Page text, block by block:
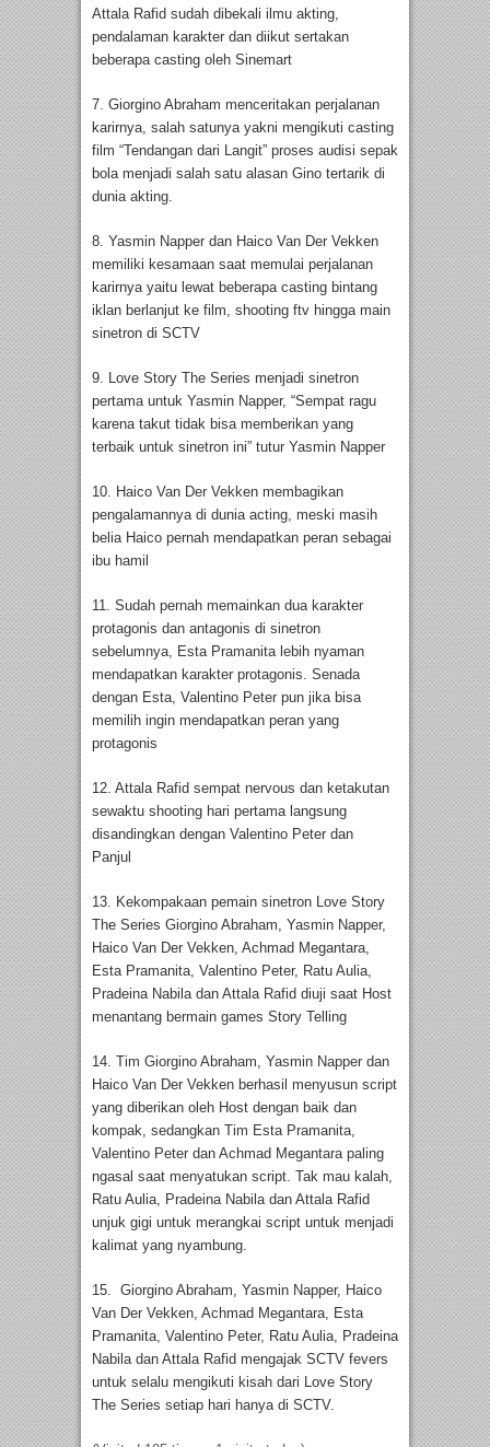
Attala Rafid sudah dibekali ilmu akting,
pendalaman karakter dan diikut sertakan
beberapa casting oleh Sinemart
7. Giorgino Abraham menceritakan perjalanan
karirnya, salah satunya yakni mengikuti casting
film “Tendangan dari Langit” proses audisi sepak
bola menjadi salah satu alasan Gino tertarik di
dunia akting.
8. Yasmin Napper dan Haico Van Der Vekken
memiliki kesamaan saat memulai perjalanan
karirnya yaitu lewat beberapa casting bintang
iklan berlanjut ke film, shooting ftv hingga main
sinetron di SCTV
9. Love Story The Series menjadi sinetron
pertama untuk Yasmin Napper, “Sempat ragu
karena takut tidak bisa memberikan yang
terbaik untuk sinetron ini” tutur Yasmin Napper
10. Haico Van Der Vekken membagikan
pengalamannya di dunia acting, meski masih
belia Haico pernah mendapatkan peran sebagai
ibu hamil
11. Sudah pernah memainkan dua karakter
protagonis dan antagonis di sinetron
sebelumnya, Esta Pramanita lebih nyaman
mendapatkan karakter protagonis. Senada
dengan Esta, Valentino Peter pun jika bisa
memilih ingin mendapatkan peran yang
protagonis
12. Attala Rafid sempat nervous dan ketakutan
sewaktu shooting hari pertama langsung
disandingkan dengan Valentino Peter dan
Panjul
13. Kekompakaan pemain sinetron Love Story
The Series Giorgino Abraham, Yasmin Napper,
Haico Van Der Vekken, Achmad Megantara,
Esta Pramanita, Valentino Peter, Ratu Aulia,
Pradeina Nabila dan Attala Rafid diuji saat Host
menantang bermain games Story Telling
14. Tim Giorgino Abraham, Yasmin Napper dan
Haico Van Der Vekken berhasil menyusun script
yang diberikan oleh Host dengan baik dan
kompak, sedangkan Tim Esta Pramanita,
Valentino Peter dan Achmad Megantara paling
ngasal saat menyatukan script. Tak mau kalah,
Ratu Aulia, Pradeina Nabila dan Attala Rafid
unjuk gigi untuk merangkai script untuk menjadi
kalimat yang nyambung.
15. Giorgino Abraham, Yasmin Napper, Haico
Van Der Vekken, Achmad Megantara, Esta
Pramanita, Valentino Peter, Ratu Aulia, Pradeina
Nabila dan Attala Rafid mengajak SCTV fevers
untuk selalu mengikuti kisah dari Love Story
The Series setiap hari hanya di SCTV.